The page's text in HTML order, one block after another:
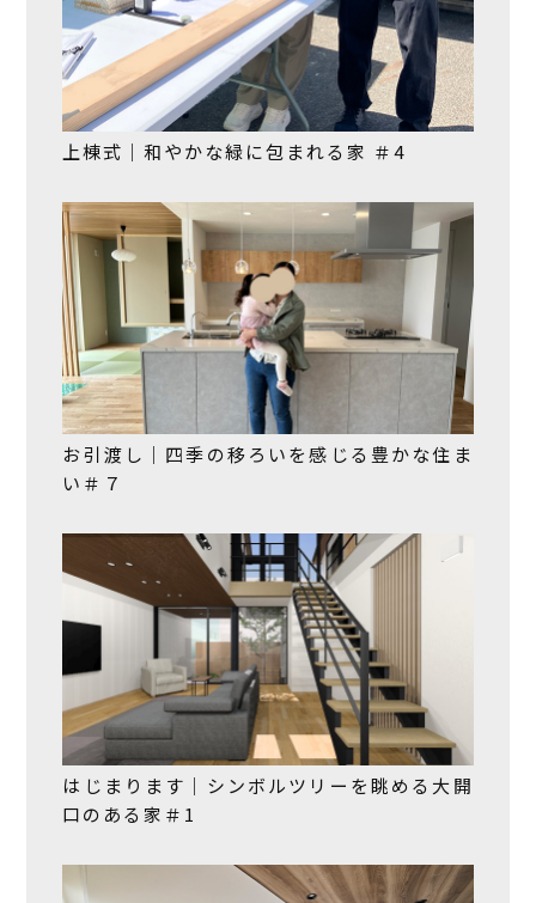
上棟式｜和やかな緑に包まれる家 ＃4
お引渡し｜四季の移ろいを感じる豊かな住ま
い＃７
はじまります｜シンボルツリーを眺める大開
口のある家＃1